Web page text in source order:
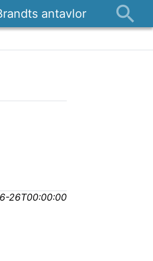
antavlor
26T00:00:00